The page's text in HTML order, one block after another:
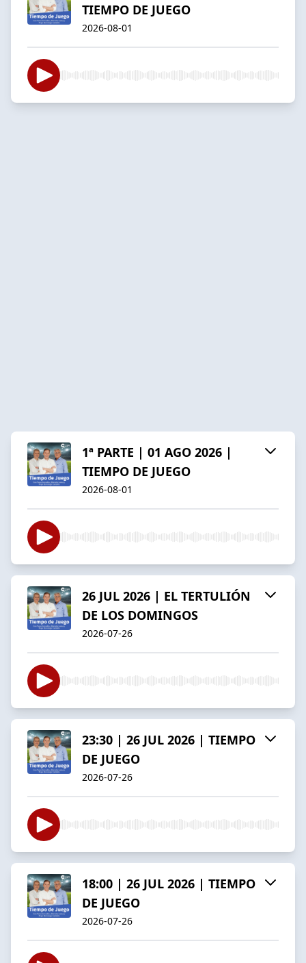
TIEMPO DE JUEGO
2026-08-01
1ª PARTE | 01 AGO 2026 |
TIEMPO DE JUEGO
2026-08-01
26 JUL 2026 | EL TERTULIÓN
DE LOS DOMINGOS
2026-07-26
23:30 | 26 JUL 2026 | TIEMPO
DE JUEGO
2026-07-26
18:00 | 26 JUL 2026 | TIEMPO
DE JUEGO
2026-07-26